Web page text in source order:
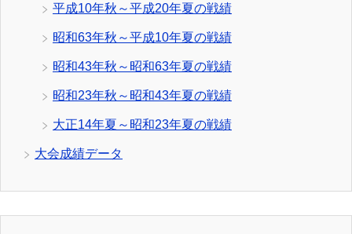
平成10年秋～平成20年夏の戦績
昭和63年秋～平成10年夏の戦績
昭和43年秋～昭和63年夏の戦績
昭和23年秋～昭和43年夏の戦績
大正14年夏～昭和23年夏の戦績
大会成績データ